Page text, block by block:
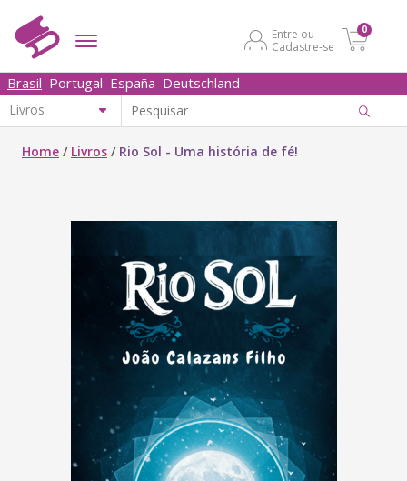
Entre ou
Cadastre-se
0
Brasil Portugal España Deutschland
Home / Livros / Rio Sol - Uma história de fé!